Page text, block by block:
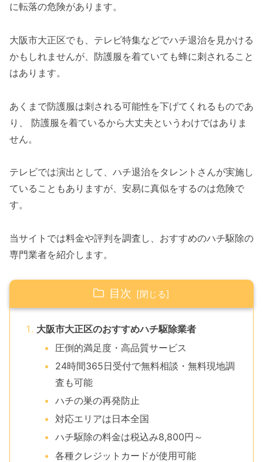
に転落の危険があります。
大阪市大正区でも、テレビ特集などでハチ退治を見かける
かもしれませんが、防護服を着ていても蜂に刺されること
はあります。
あくまで防護服は刺される可能性を下げてくれるものであ
り、 防護服を着ているから大丈夫というわけではありま
せん。
テレビでは演出として、ハチ退治をタレントさんが実施し
ていることもありますが、安易に真似をするのは危険で
す。
当サイトでは料金や評判を調査し、おすすめのハチ駆除の
専門業者を紹介します。
目次
大阪市大正区のおすすめハチ駆除業者
圧倒的満足度・高品質サービス
24時間365日受付で無料相談・無料現地調
査も可能
ハチの巣の再発防止
対応エリアは日本全国
ハチ駆除の料金は税込み8,800円～
各種クレジットカードが使用可能